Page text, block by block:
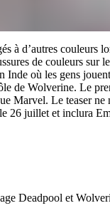
à d’autres
de couleurs sur
Inde où les gens
de Wolverine. Le
Marvel. Le teaser
26 juillet et inclura
Deadpool et